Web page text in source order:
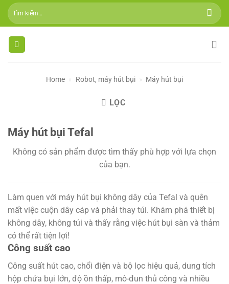
Skip
Tìm
kiếm:
Home » Robot, máy hút bụi » Máy hút bụi
LỌC
Máy hút bụi Tefal
Không có sản phẩm được tìm thấy phù hợp với lựa chọn
của bạn.
Làm quen với máy hút bụi không dây của Tefal và quên
mất việc cuộn dây cáp và phải thay túi. Khám phá thiết bị
không dây, không túi và thấy rằng việc hút bụi sàn và thảm
có thể rất tiện lợi!
Công suất cao
Công suất hút cao, chổi điện và bộ lọc hiệu quả, dung tích
hộp chứa bụi lớn, độ ồn thấp, mô-đun thủ công và nhiều